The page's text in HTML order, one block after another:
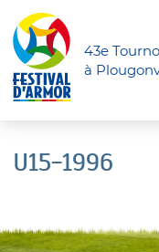
43e
à
U15-1996